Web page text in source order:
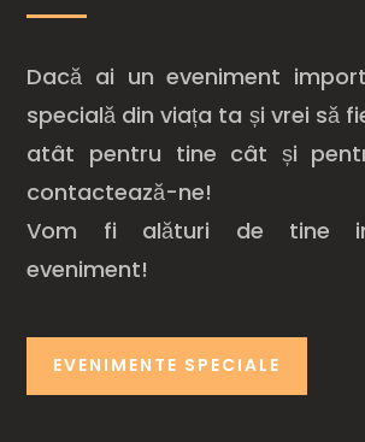
Dacă ai un eveniment
specială din viața ta și vrei să
atât pentru tine cât și
contactează-ne!
Vom fi alături de tine
eveniment!
EVENIMENTE SPECIALE